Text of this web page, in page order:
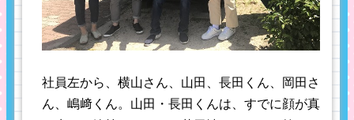
社員左から、横山さん、山田、長田くん、岡田さ
ん、嶋﨑くん。山田・長田くんは、すでに顔が真